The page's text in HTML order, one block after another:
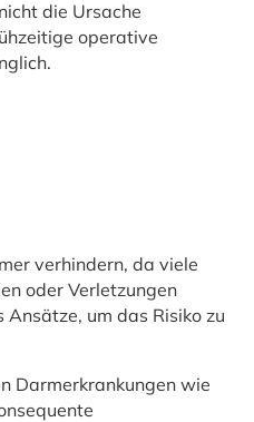
die Ursache
operative
verhindern, da viele
oder Verletzungen
um das Risiko zu
Darmerkrankungen wie